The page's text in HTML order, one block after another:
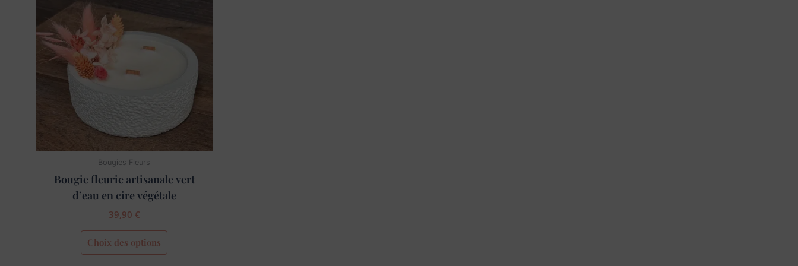
Bougies Fleurs
Bougie fleurie artisanale vert
d’eau en cire végétale
39,90 €
Choix des options
variations.
peuvent
choisies
sur
page
produit